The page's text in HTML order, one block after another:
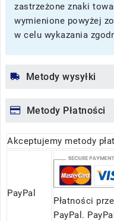
zastrzeżone znaki
wymienione powyżej
w celu wykazania
Metody wysyłki
Metody Płatności
Akceptujemy metody
PayPal
Płatności
PayPal.